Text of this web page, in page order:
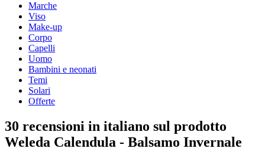
Marche
Viso
Make-up
Corpo
Capelli
Uomo
Bambini e neonati
Temi
Solari
Offerte
30 recensioni in italiano sul prodotto
Weleda Calendula - Balsamo Invernale